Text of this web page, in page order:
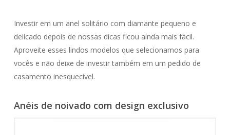
Investir em um anel solitário com diamante pequeno e
delicado depois de nossas dicas ficou ainda mais fácil.
Aproveite esses lindos modelos que selecionamos para
vocês e não deixe de investir também em um pedido de
casamento inesquecível.
Anéis de noivado com design exclusivo